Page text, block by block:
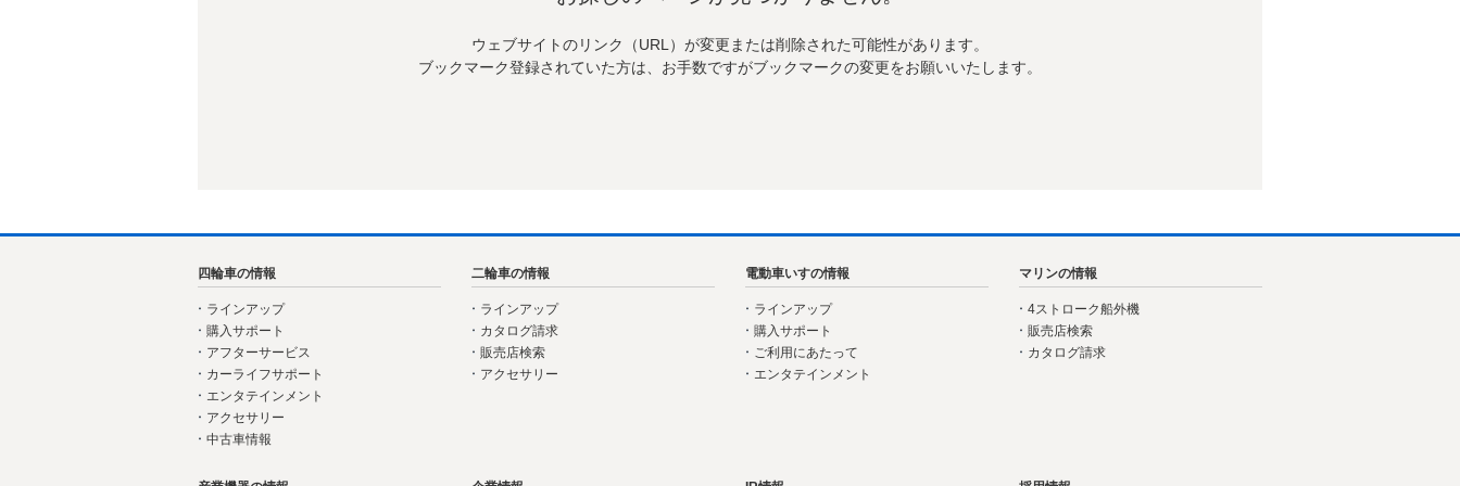
ウェブサイトのリンク（URL）が変更または削除された可能性があります。
ブックマーク登録されていた方は、お手数ですがブックマークの変更をお願いいたします。
四輪車の情報
ラインアップ
購入サポート
アフターサービス
カーライフサポート
エンタテインメント
アクセサリー
中古車情報
二輪車の情報
ラインアップ
カタログ請求
販売店検索
アクセサリー
電動車いすの情報
ラインアップ
購入サポート
ご利用にあたって
エンタテインメント
マリンの情報
4ストローク船外機
販売店検索
カタログ請求